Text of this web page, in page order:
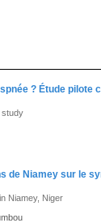
? Étude pilote
study
de Niamey sur le
Niamey, Niger